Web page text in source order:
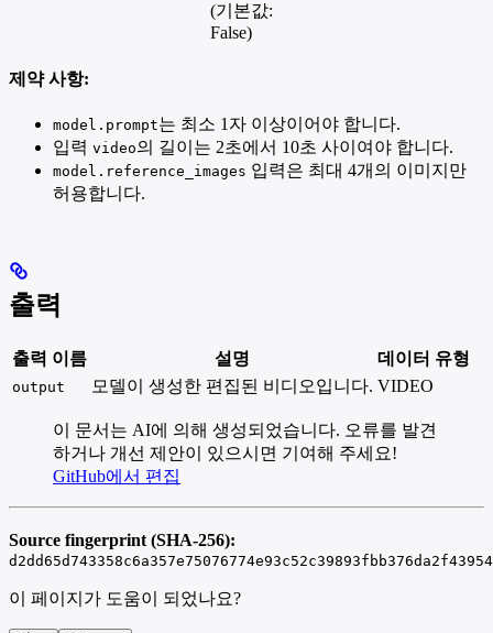
(기본값:
False)
제약 사항:
model.prompt는 최소 1자 이상이어야 합니다.
입력 video의 길이는 2초에서 10초 사이여야 합니다.
model.reference_images 입력은 최대 4개의 이미지만
허용합니다.
출력
출력 이름 설명 데이터 유형
output 모델이 생성한 편집된 비디오입니다. VIDEO
이 문서는 AI에 의해 생성되었습니다. 오류를 발견
하거나 개선 제안이 있으시면 기여해 주세요!
GitHub에서 편집
Source fingerprint (SHA-256):
이 페이지가 도움이 되었나요?